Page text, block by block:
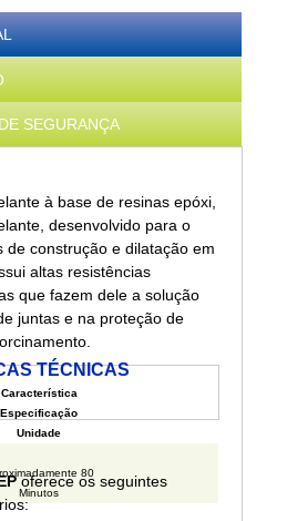
SEGURANÇA
à base de resinas epóxi,
desenvolvido para o
de construção e dilatação em
altas resistências
que fazem dele a solução
juntas e na proteção de
TÉCNICAS
Característica
Especificação
Unidade
80
Minutos
oferece os seguintes